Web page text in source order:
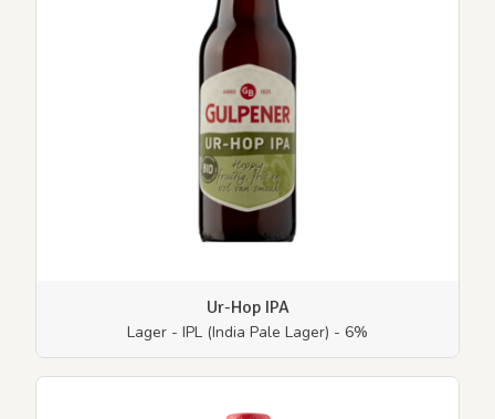
Ur-Hop IPA
Lager - IPL (India Pale Lager) - 6%